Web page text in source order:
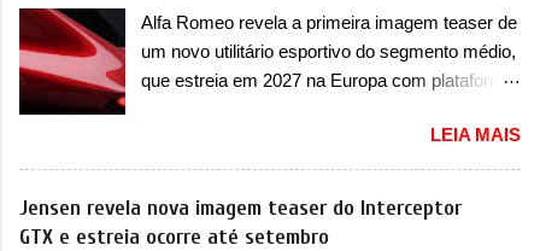
equipe campeã mundial de carros elétricos. A
marca comentou que o novo carro elétrico da
marca terá inversores ...
italiano tem grande parte no desenvolvimento
do Dune. Baseado no Huracán, o Dune nasce
com uma proposta similar ao que a marca
característico da Rezvani. Junto com as
imagens, a marca já confirmou que o Dune será
um carro muito exclusivo. Ao todo, serão
Alfa Romeo revela a primeira imagem teaser de
um novo utilitário esportivo do segmento médio,
que estreia em 2027 na Europa com plataforma
imagem teaser de um novo utilitário esportivo
da marca italiana, previsto para ser lançado em
meados de 2027. O novo modelo não tem
nome ou se é uma nova geração de um modelo
LEIA MAIS
Jensen revela nova imagem teaser do Interceptor
GTX e estreia ocorre até setembro